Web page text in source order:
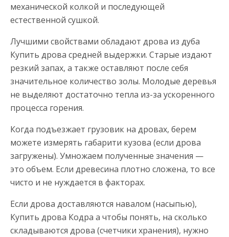
механической колкой и последующей
естественной сушкой.
Лучшими свойствами обладают дрова из дуба
Купить дрова средней выдержки. Старые издают
резкий запах, а также оставляют после себя
значительное количество золы. Молодые деревья
не выделяют достаточно тепла из-за ускоренного
процесса горения.
Когда подъезжает грузовик на дровах, берем
можете измерять габарити кузова (если дрова
загружены). Умножаем полученные значения —
это объем. Если древесина плотно сложена, то все
чисто и не нуждается в факторах.
Если дрова доставляются навалом (насыпью),
Купить дрова Кодра а чтобы понять, на сколько
складываются дрова (счетчики хранения), нужно